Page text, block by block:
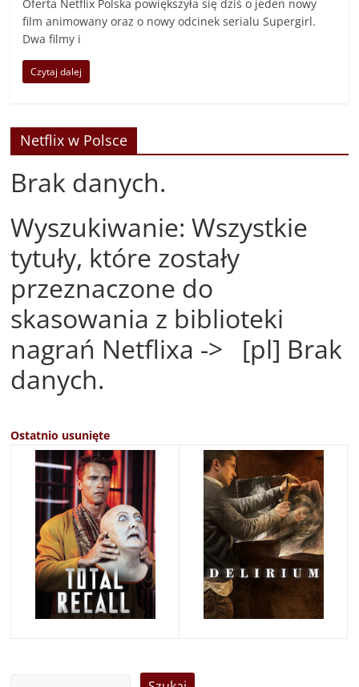
Oferta Netflix Polska powiększyła się dziś o jeden nowy
film animowany oraz o nowy odcinek serialu Supergirl.
Dwa filmy i
Czytaj dalej
Netflix w Polsce
Brak danych.
Wyszukiwanie: Wszystkie
tytuły, które zostały
przeznaczone do
skasowania z biblioteki
nagrań Netflixa -> [pl] Brak
danych.
Ostatnio usunięte